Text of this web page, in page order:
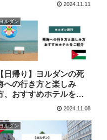
2024.11.11
ルダン
【日帰り】ヨルダンの死
への行き方と楽しみ
、おすすめホテルをご
2024.11.08
ルダン